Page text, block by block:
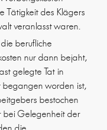
Tätigkeit des Klägers
veranlasst waren.
berufliche
nur dann bejaht,
gelegte Tat in
begangen worden ist,
bestochen
bei Gelegenheit der